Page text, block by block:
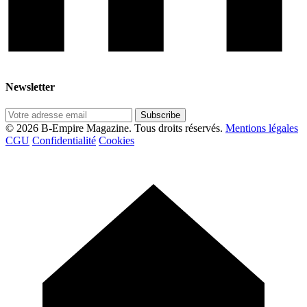
Newsletter
Subscribe
© 2026 B-Empire Magazine. Tous droits réservés. Mentions légales
CGU Confidentialité Cookies